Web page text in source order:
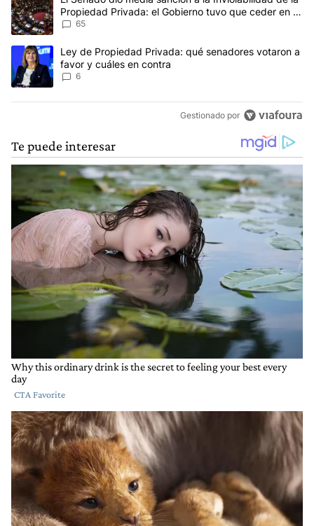
Propiedad Privada: el Gobierno tuvo que ceder en la
Ley del Manejo del Fuego
65
Un artículo de tendencia con el título "Ley de Propiedad
Ley de Propiedad Privada: qué senadores votaron a
favor y cuáles en contra
6
Gestionado por